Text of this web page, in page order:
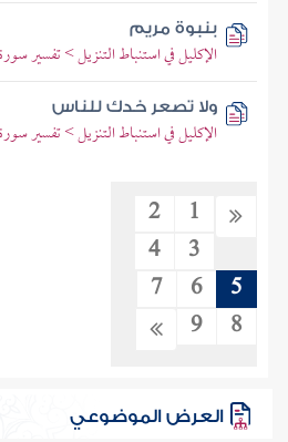
بنبوة مريم
الإكليل في استنباط التنزيل > تفسير
ولا تصعر خدك للناس
الإكليل في استنباط التنزيل > تفسير
1
2
3
4
5
6
7
8
9
العرض الموضوعي